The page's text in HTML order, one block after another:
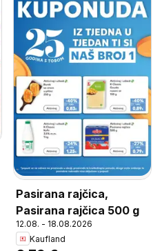
Pasirana rajčica,
Pasirana rajčica 500 g
12.08. - 18.08.2026
Kaufland